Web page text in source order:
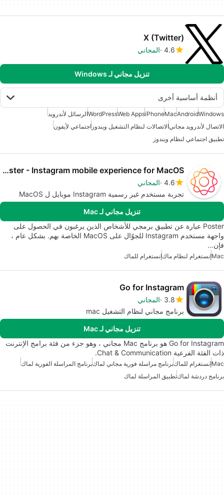
X (Twitter)
4.6 المجاني
تنزيل مجاني لـ Windows
أنظمة أساسية أخرى
Windows
Android
Mac
iPhone
Web Apps
WordPressالرسائل لأندرويد
الاتصال لأندرويد مجانيالاتصالات لنظام التشغيل ويندوز اجتماعي لأيفون
تطبيق اجتماعي لنظام ويندوز
Poster - Instagram mobile experience for MacOS
4.6 المجاني
تجربة مستخدم غير رسمية Instagram موبايل ل MacOS
تنزيل مجاني لـ Mac
Poster عبارة عن تطبيق برمجي للأشخاص الذين يرغبون في الحصول على
واجهة مستخدم Instagram للجوّال على MacOS الخاصة بهم. بشكل عام ،
فإن…
Macإنستغرام لنظام ماكإنستغرام للماك
Go for Instagram
3.8 المجاني
برنامج مجاني لنظام التشغيل mac
تنزيل مجاني لـ Mac
Go for Instagram هو برنامج Mac مجاني ، وهو جزء من فئة برامج الإنترنت
ذات الفئة الفرعية Chat & Communication.
Macإنستغرام للماكبرنامج مراسلة فورية مجاني لماكبرنامج المراسلة الفورية لماك
برنامج دردشة لماكتطبيق المراسلة لماك